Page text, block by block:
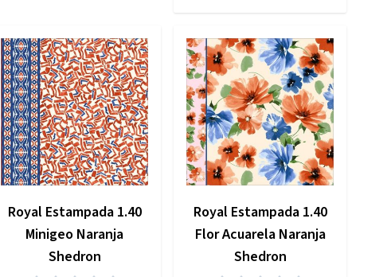
Royal Estampada 1.40
Minigeo Naranja
Shedron
Royal Estampada 1.40
Flor Acuarela Naranja
Shedron